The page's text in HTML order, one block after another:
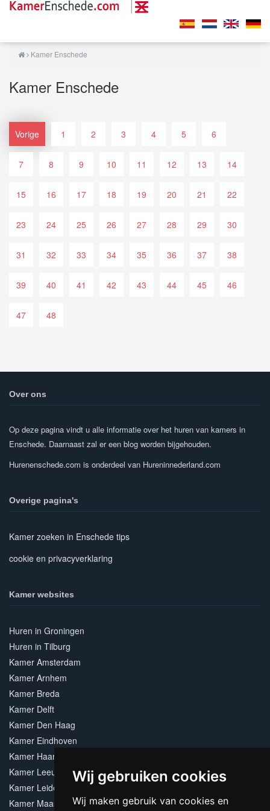
Wij gebruiken cookies
Wij maken gebruik van cookies en
Kamer Enschede
Kamer Enschede
Vorige 1 2 3 4 5 6
7 8 9 10 11 12 13 14
15 16 17 18 19 20 21 22
23 24 25 26 27 28 29 30
31 32 33 34 35 36 37 38
39 40 41 42 43 44 45 46
47 48
Over ons
Op deze pagina vindt u alle informatie over het huren van kamers in
Enschede. Daarnaast zal er een blog worden bijgehouden.
Hurenenschede.com is onderdeel van Hureninnederland.com
Overige pagina's
Kamer zoeken in Enschede tips
cookie en privacyverklaring
Kamer websites
Huren in Groningen
Huren in Tilburg
Kamer Amsterdam
Kamer Arnhem
Kamer Breda
Kamer Delft
Kamer Den Haag
Kamer Eindhoven
Kamer Haarlem
Kamer Leeuwarden
Kamer Leiden
Kamer Maastricht